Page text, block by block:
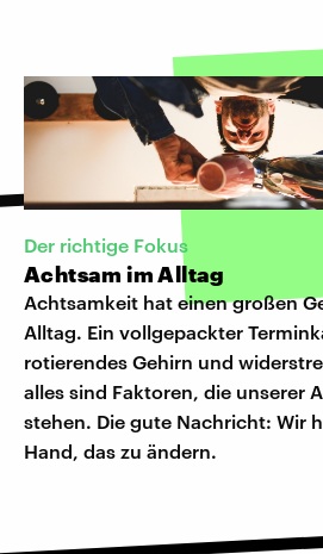
Der richtige Fokus
Achtsam im Alltag
Achtsamkeit hat einen großen
Alltag. Ein vollgepackter
rotierendes Gehirn und
alles sind Faktoren, die unserer
stehen. Die gute Nachricht: Wir
Hand, das zu ändern.